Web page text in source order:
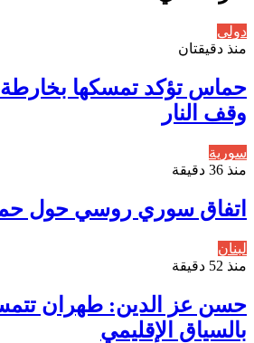
دولي
منذ دقيقتان
حماس تؤكد تمسكها بخارطة
وقف النار
سورية
منذ 36 دقيقة
اتفاق سوري روسي حول
لبنان
منذ 52 دقيقة
حسن عز الدين: طهران
بالسياق الإقليمي